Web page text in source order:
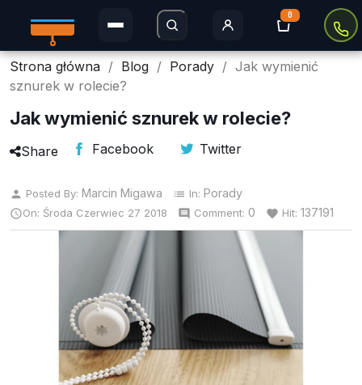
0
Rolety Dzień i Noc
Rolety w kasecie
Plisy
Rolety MINI
Rolety zaciemniające
Rolety dachowe
Moskitiery
Strona główna Blog Porady
Jak wymienić
sznurek w rolecie?
Jak wymienić sznurek w rolecie?
Share Facebook Twitter
person Posted By: Marcin Migawa list In: Porady
On: Środa Czerwiec 27 2018 comment Comment: 0 favorite Hit: 137191